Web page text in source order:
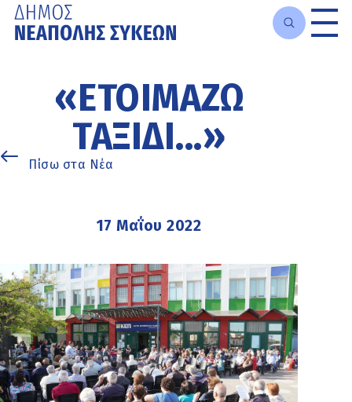
περιεχόμενο«ΕΤΟΙΜΆΖΩ
ΤΑΞΊΔΙ...»
Πίσω στα Νέα
17 Μαΐου 2022